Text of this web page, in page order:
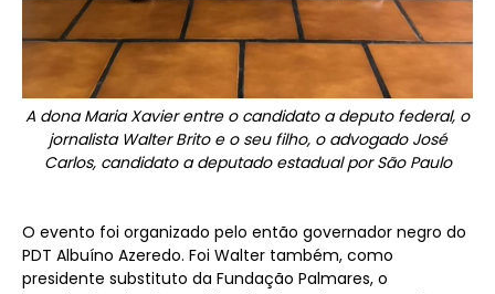
A dona Maria Xavier entre o candidato a deputo federal, o
jornalista Walter Brito e o seu filho, o advogado José
Carlos, candidato a deputado estadual por São Paulo
O evento foi organizado pelo então governador negro do
PDT Albuíno Azeredo. Foi Walter também, como
presidente substituto da Fundação Palmares, o